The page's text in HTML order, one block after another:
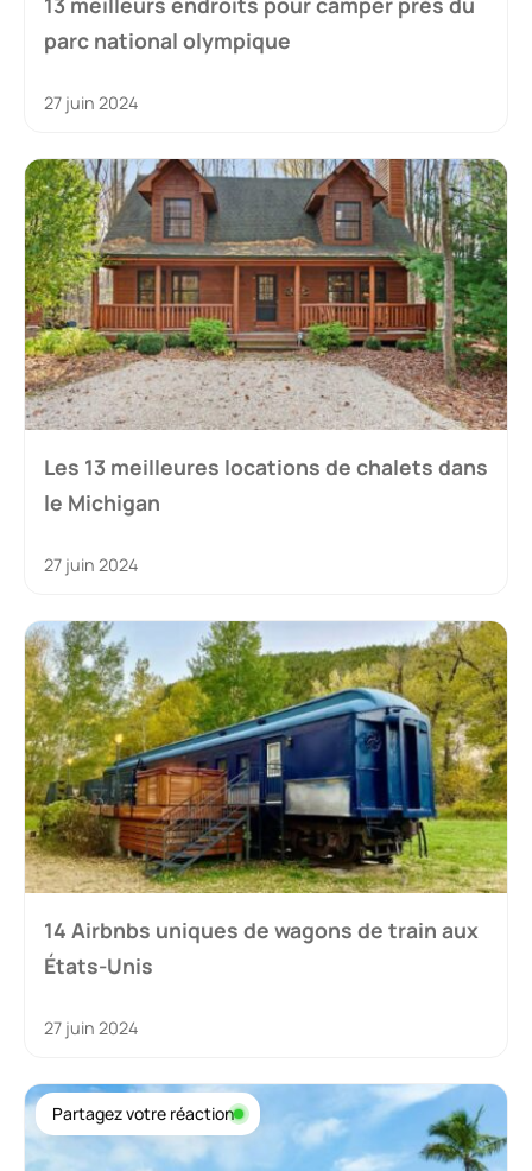
parc national olympique
27 juin 2024
Les 13 meilleures locations de chalets dans
le Michigan
27 juin 2024
14 Airbnbs uniques de wagons de train aux
États-Unis
27 juin 2024
Partagez votre réaction